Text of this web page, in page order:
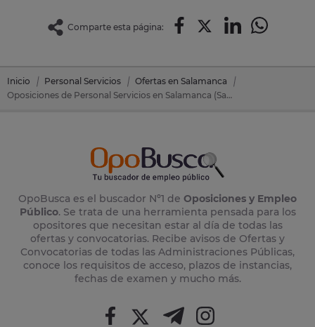
Comparte esta página:
Inicio Personal Servicios
Ofertas en Salamanca
Oposiciones de Personal Servicios en Salamanca (Salamanca)
OpoBusca es el buscador Nº1 de Oposiciones y Empleo
Público. Se trata de una herramienta pensada para los
opositores que necesitan estar al día de todas las
ofertas y convocatorias. Recibe avisos de Ofertas y
Convocatorias de todas las Administraciones Públicas,
conoce los requisitos de acceso, plazos de instancias,
fechas de examen y mucho más.